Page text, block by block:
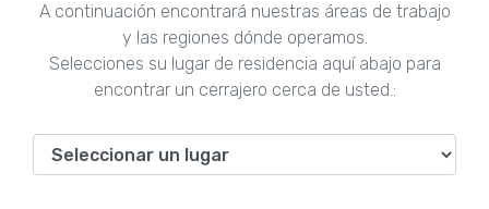
A continuación encontrará nuestras áreas de trabajo
y las regiones dónde operamos.
Selecciones su lugar de residencia aquí abajo para
encontrar un cerrajero cerca de usted.: